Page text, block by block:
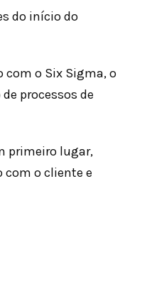
do início do
com o Six Sigma, o
processos de
primeiro lugar,
com o cliente e